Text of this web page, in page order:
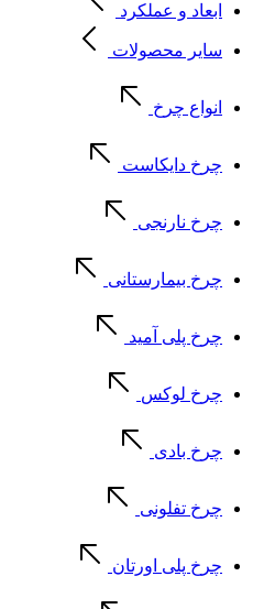
ابعاد و عملکرد
سایر محصولات
انواع چرخ
چرخ دایکاست
چرخ نارنجی
چرخ بیمارستانی
چرخ پلی آمید
چرخ لوکس
چرخ بادی
چرخ تفلونی
چرخ پلی اورتان